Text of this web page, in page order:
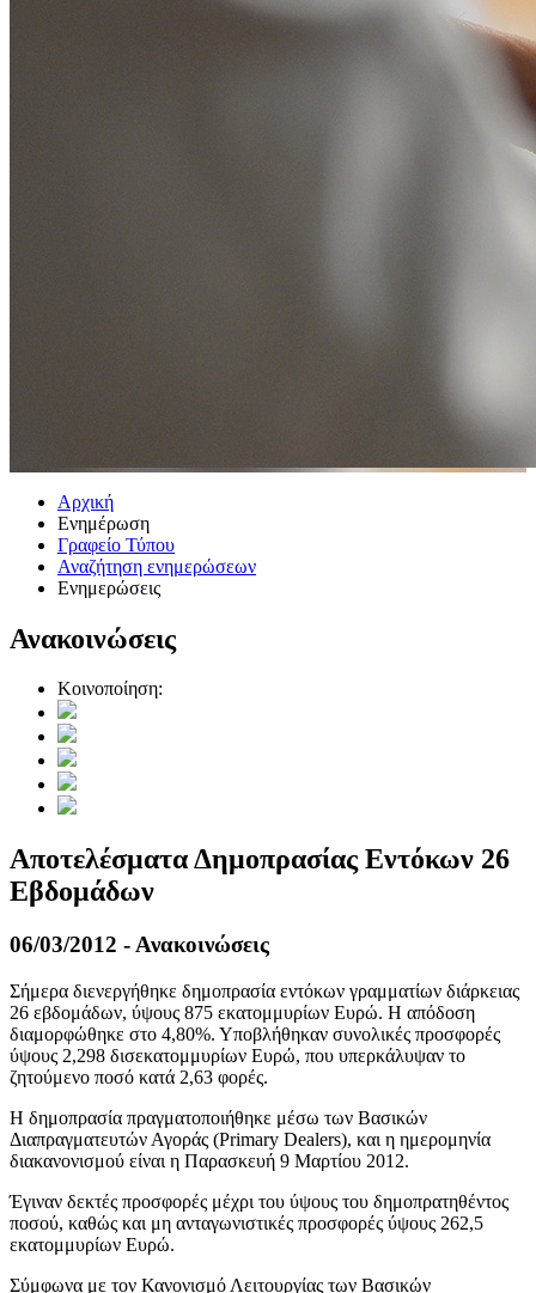
Αρχική
Ενημέρωση
Γραφείο Τύπου
Αναζήτηση ενημερώσεων
Ενημερώσεις
Ανακοινώσεις
Κοινοποίηση:
Αποτελέσματα Δημοπρασίας Εντόκων 26
Εβδομάδων
06/03/2012 - Ανακοινώσεις
Σήμερα διενεργήθηκε δημοπρασία εντόκων γραμματίων διάρκειας
26 εβδομάδων, ύψους 875 εκατομμυρίων Ευρώ. Η απόδοση
διαμορφώθηκε στο 4,80%. Υποβλήθηκαν συνολικές προσφορές
ύψους 2,298 δισεκατομμυρίων Ευρώ, που υπερκάλυψαν το
ζητούμενο ποσό κατά 2,63 φορές.
Η δημοπρασία πραγματοποιήθηκε μέσω των Βασικών
Διαπραγματευτών Αγοράς (Primary Dealers), και η ημερομηνία
διακανονισμού είναι η Παρασκευή 9 Μαρτίου 2012.
Έγιναν δεκτές προσφορές μέχρι του ύψους του δημοπρατηθέντος
ποσού, καθώς και μη ανταγωνιστικές προσφορές ύψους 262,5
εκατομμυρίων Ευρώ.
Σύμφωνα με τον Κανονισμό Λειτουργίας των Βασικών